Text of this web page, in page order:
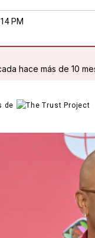
PM
hace más de 10
de